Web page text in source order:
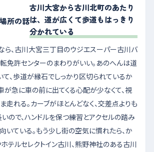
古川大宮から古川北町のあたり
は、道が広くて歩道もはっきり
分かれている
ら、古川大宮三丁目のウジエスーパー古川バ
免許センターのまわりがいい。あのへんは道
て、歩道が縁石でしっかり区切られているか
が急に車の前に出てくる心配が少なくて、視
走れる。カーブがほとんどなく、交差点よりも
ので、ハンドルを保つ練習とアクセルの踏み
いている。もう少し街の空気に慣れたら、か
テルセレクトイン古川、熊野神社のある古川